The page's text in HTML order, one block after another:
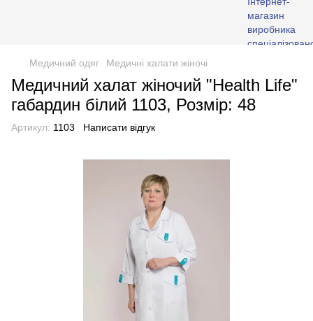
Медичний одяг Медичні халати жіночі
Медичний халат жіночий "Health Life"
габардин білий 1103, Розмір: 48
Артикул: 1103 Написати відгук